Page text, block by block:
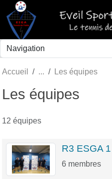
Accueil Les équipes
Les équipes
12 équipes
R3 ESGA 1
6 membres
Panneau de gestion des cookies